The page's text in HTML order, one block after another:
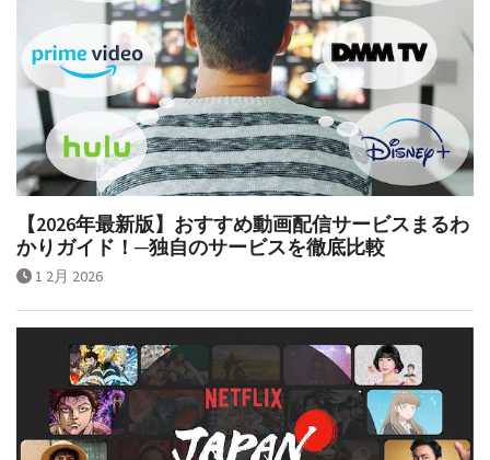
【2026年最新版】おすすめ動画配信サービスまるわ
かりガイド！─独自のサービスを徹底比較
1 2月 2026